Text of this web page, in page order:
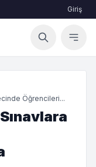
Giriş
Öğrencileri...